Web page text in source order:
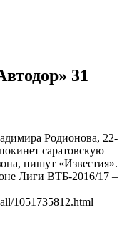
31
Родионова, 22-
саратовскую
пишут «Известия».
Лиги ВТБ-2016/17 –
1051735812.html